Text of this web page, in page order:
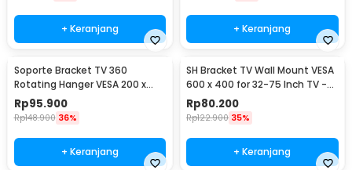
+ Keranjang + Keranjang
Soporte Bracket TV 360
Rotating Hanger VESA 200 x
200 14-42 Inch TV - JT-01
Rp95.900
Rp148.900 36%
+ Keranjang
SH Bracket TV Wall Mount VESA
600 x 400 for 32-75 Inch TV -
SH-65T
Rp80.200
Rp122.900 35%
+ Keranjang